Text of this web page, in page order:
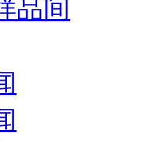
品间